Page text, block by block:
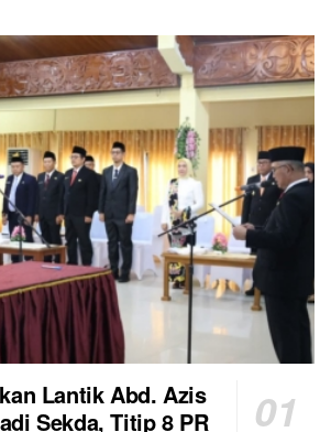
Lantik Abd. Azis
Sekda, Titip 8 PR